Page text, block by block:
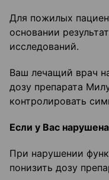
Для пожилых
основании
исследований.
Ваш лечащий врач
дозу препарата
контролировать
Если у Вас
При нарушении
понизить дозу